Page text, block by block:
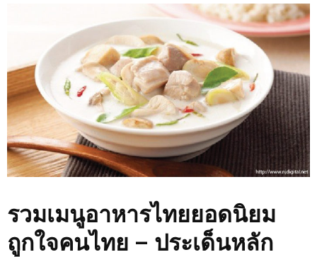
รวมเมนูอาหารไทยยอดนิยม
ถูกใจคนไทย – ประเด็นหลัก